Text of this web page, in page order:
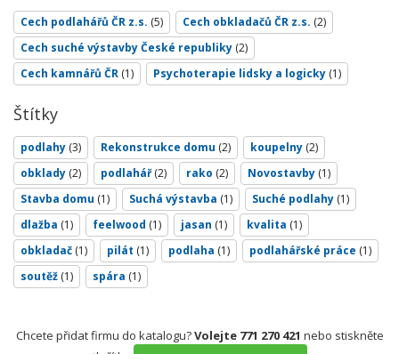
Cech podlahářů ČR z.s. (5) Cech obkladačů ČR z.s. (2)
Cech suché výstavby České republiky (2)
Cech kamnářů ČR (1) Psychoterapie lidsky a logicky (1)
Štítky
podlahy (3) Rekonstrukce domu (2) koupelny (2)
obklady (2) podlahář(2) rako (2) Novostavby (1)
Stavba domu (1) Suchá výstavba (1) Suché podlahy (1)
dlažba (1) feelwood (1) jasan (1) kvalita (1)
obkladač (1) pilát (1) podlaha (1) podlahářské práce (1)
soutěž (1) spára (1)
Chcete přidat firmu do katalogu?Volejte 771 270 421 nebo stiskněte